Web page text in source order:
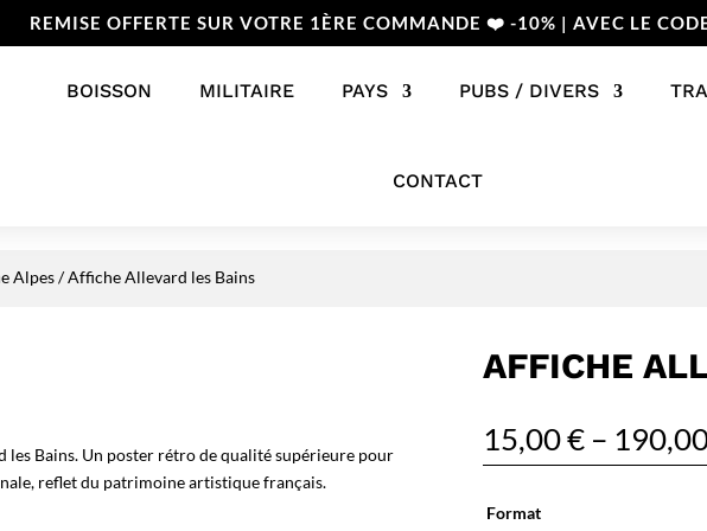
REMISE OFFERTE SUR VOTRE 1ÈRE COMMANDE ❤️ -10% | AVEC LE
BOISSON MILITAIRE PAYS PUBS / DIVERS
CONTACT
Alpes/ Affiche Allevard les Bains
les Bains. Un poster rétro de qualité supérieure pour
reflet du patrimoine artistique français.
AFFICHE
15,00€ –
Format